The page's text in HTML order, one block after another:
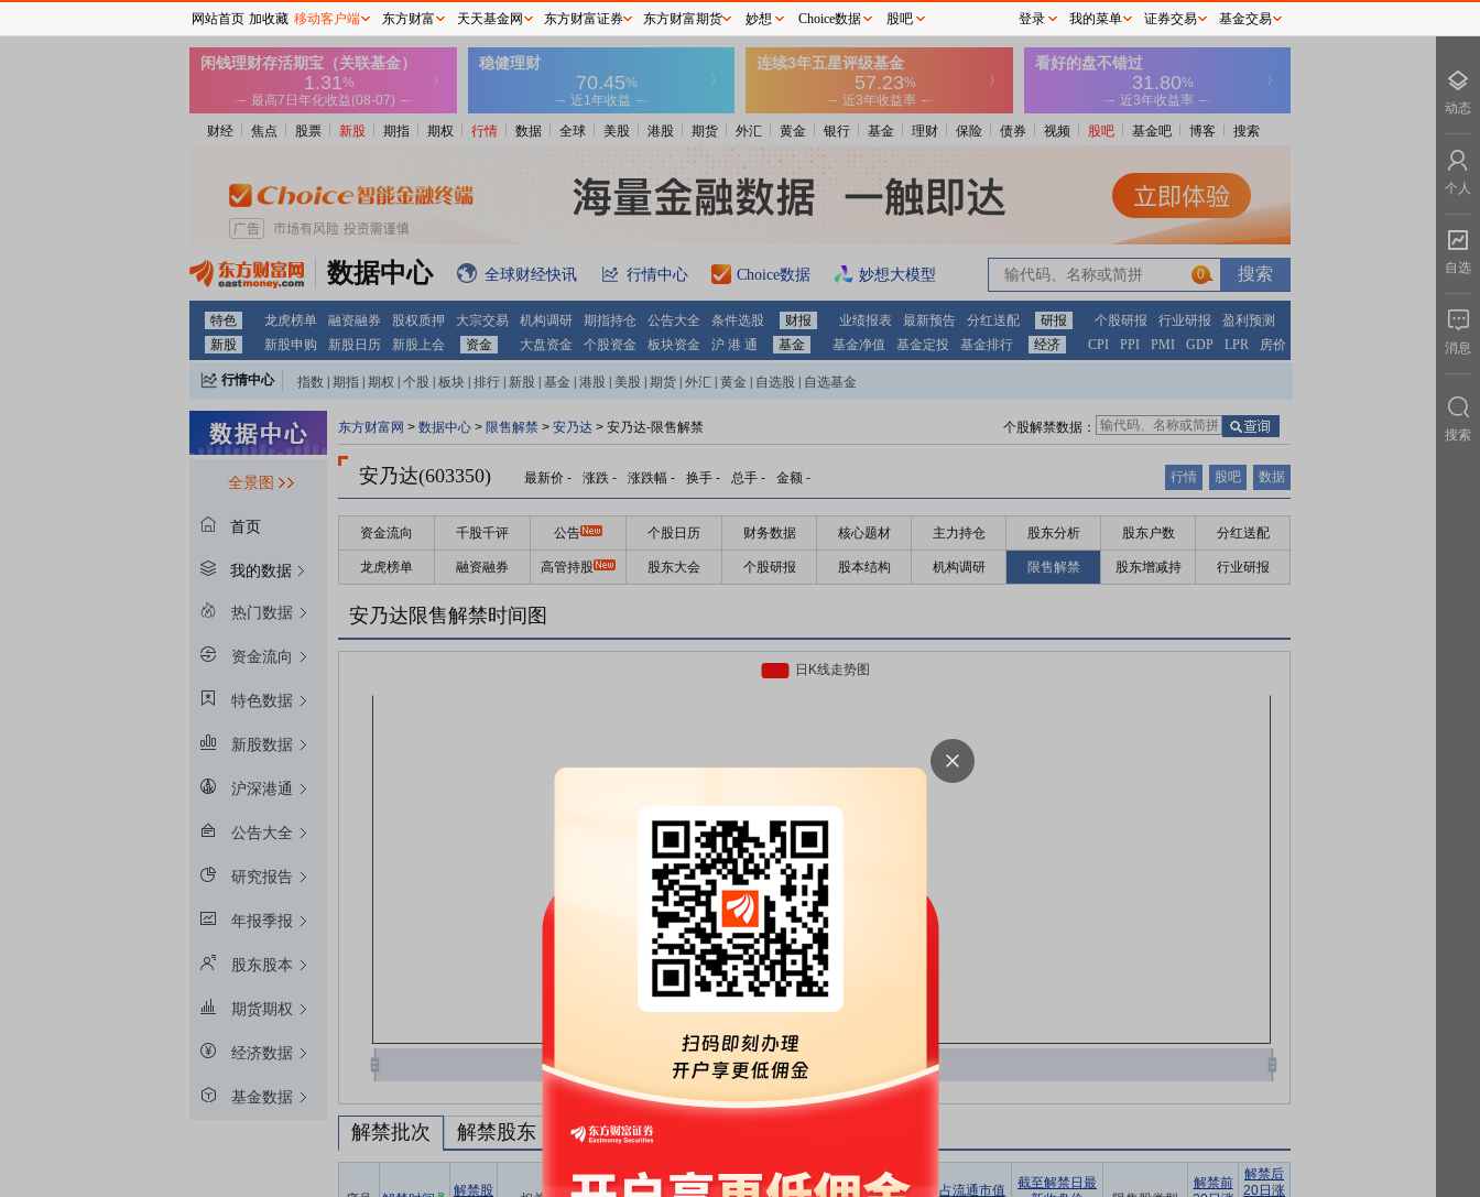
财经 焦点 股票 新股 期指 期权 行情 数据 全球 美股 港股 期货 外汇 黄金 银行 基金 理财 保险 债券 视频 股吧 基金吧 博客 搜索
数据中心 全球财经快讯 行情中心 Choice数据 妙想大模型 0
特色 龙虎榜单 融资融券 股权质押 大宗交易 机构调研 期指持仓 公告大全 条件选股 财报 业绩报表 最新预告 分红送配 研报 个股研报 行业研报
盈利预测
新股
新股申购 新股日历 新股上会 资金 大盘资金 个股资金 板块资金 沪 港 通 基金 基金净值 基金定投 基金排行 经济 CPI PPI PMI GDP LPR 房价
行情中心 指数 期指 期权 个股 板块 排行 新股 基金 港股 美股 期货 外汇 黄金 自选股 自选基金
全景图
首页
我的数据
热门数据
资金流向
特色数据
新股数据
沪深港通
公告大全
研究报告
年报季报
股东股本
期货期权
经济数据
基金数据
东方财富网 > 数据中心 > 限售解禁 > 安乃达 > 安乃达-限售解禁 个股解禁数据：
安乃达(603350) 最新价 - 涨跌 - 涨跌幅 - 换手 - 总手 - 金额 - 行情 股吧 数据
资金流向 千股千评 公告 个股日历 财务数据 核心题材 主力持仓 股东分析 股东户数 分红送配
龙虎榜单 融资融券 高管持股 股东大会 个股研报 股本结构 机构调研 限售解禁 股东增减持 行业研报
安乃达限售解禁时间图
解禁批次 解禁股东
解禁股
解禁数量
实际解禁数
未解禁数 实际解禁市值
占总市值比
占流通市值
截至解禁日最
解禁前
解禁后
20日涨
网站首页 加收藏 移动客户端 东方财富 天天基金网 东方财富证券 东方财富期货 妙想 Choice数据 股吧 登录 我的菜单 证券交易 基金交易
动态
个人
自选
消息
搜索